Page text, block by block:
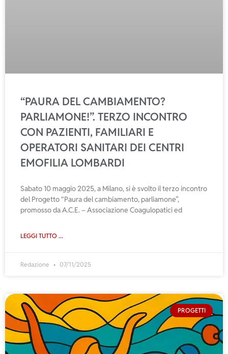
“PAURA DEL CAMBIAMENTO?
PARLIAMONE!”. TERZO INCONTRO
CON PAZIENTI, FAMILIARI E
OPERATORI SANITARI DEI CENTRI
EMOFILIA LOMBARDI
Sabato 10 maggio 2025, a Milano, si è svolto il terzo incontro
del Progetto “Paura del cambiamento, parliamone”,
promosso da A.C.E. – Associazione Coagulopatici ed
LEGGI TUTTO ...
Redazione 07/11/2025
PROGETTI